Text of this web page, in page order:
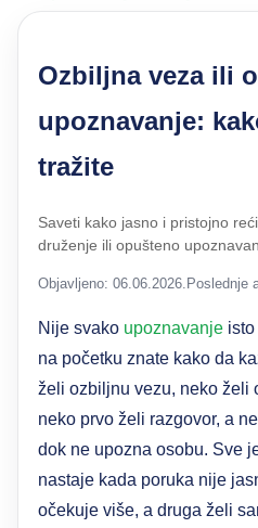
Ozbiljna veza ili
upoznavanje:
tražite
Saveti kako jasno i pristojno
druženje ili opušteno
Objavljeno: 06.06.2026. Poslednje
Nije svako upoznavanje
na početku znate kako da
želi ozbiljnu vezu, neko želi
neko prvo želi razgovor, a
dok ne upozna osobu. Sve
nastaje kada poruka nije
očekuje više, a druga želi